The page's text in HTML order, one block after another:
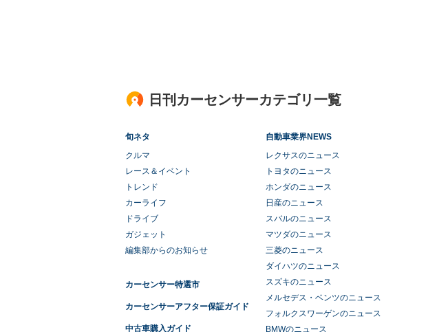
日刊カーセンサーカテゴリ一覧
旬ネタ
クルマ
レース＆イベント
トレンド
カーライフ
ドライブ
ガジェット
編集部からのお知らせ
カーセンサー特選市
カーセンサーアフター保証ガイド
中古車購入ガイド
自動車業界NEWS
レクサスのニュース
トヨタのニュース
ホンダのニュース
日産のニュース
スバルのニュース
マツダのニュース
三菱のニュース
ダイハツのニュース
スズキのニュース
メルセデス・ベンツのニュース
フォルクスワーゲンのニュース
BMWのニュース